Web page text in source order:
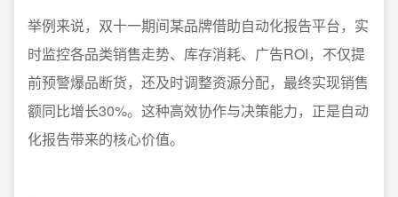
举例来说，双十一期间某品牌借助自动化报告平台，实
时监控各品类销售走势、库存消耗、广告ROI，不仅提
前预警爆品断货，还及时调整资源分配，最终实现销售
额同比增长30%。这种高效协作与决策能力，正是自动
化报告带来的核心价值。